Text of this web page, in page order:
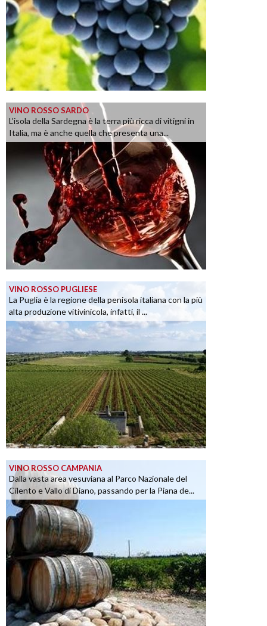
VINO ROSSO SARDO
L’isola della Sardegna è la terra più ricca di vitigni in
Italia, ma è anche quella che presenta una...
VINO ROSSO PUGLIESE
La Puglia è la regione della penisola italiana con la più
alta produzione vitivinicola, infatti, il ...
VINO ROSSO CAMPANIA
Dalla vasta area vesuviana al Parco Nazionale del
Cilento e Vallo di Diano, passando per la Piana de...